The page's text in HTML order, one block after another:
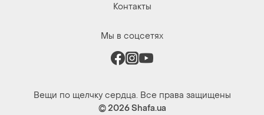
Контакты
Мы в соцсетях
Вещи по щелчку сердца. Все права защищены
© 2026Shafa.ua